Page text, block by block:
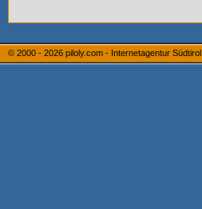
© 2000 - 2026 piloly.com - Internetagentur Südtirol